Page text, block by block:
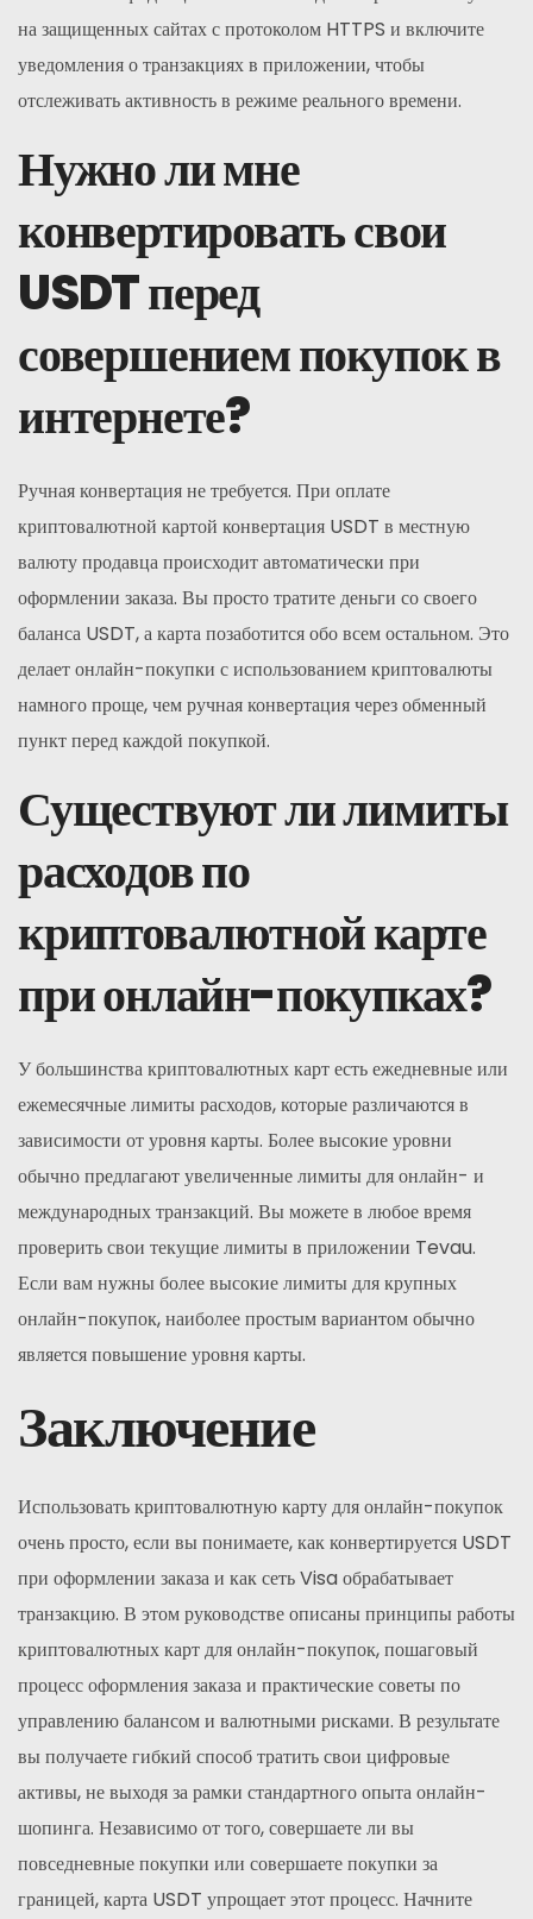
на защищенных сайтах с протоколом HTTPS и включите
уведомления о транзакциях в приложении, чтобы
отслеживать активность в режиме реального времени.
Нужно ли мне
конвертировать свои
USDT перед
совершением покупок в
интернете?
Ручная конвертация не требуется. При оплате
криптовалютной картой конвертация USDT в местную
валюту продавца происходит автоматически при
оформлении заказа. Вы просто тратите деньги со своего
баланса USDT, а карта позаботится обо всем остальном. Это
делает онлайн-покупки с использованием криптовалюты
намного проще, чем ручная конвертация через обменный
пункт перед каждой покупкой.
Существуют ли лимиты
расходов по
криптовалютной карте
при онлайн-покупках?
У большинства криптовалютных карт есть ежедневные или
ежемесячные лимиты расходов, которые различаются в
зависимости от уровня карты. Более высокие уровни
обычно предлагают увеличенные лимиты для онлайн- и
международных транзакций. Вы можете в любое время
проверить свои текущие лимиты в приложении Tevau.
Если вам нужны более высокие лимиты для крупных
онлайн-покупок, наиболее простым вариантом обычно
является повышение уровня карты.
Заключение
Использовать криптовалютную карту для онлайн-покупок
очень просто, если вы понимаете, как конвертируется USDT
при оформлении заказа и как сеть Visa обрабатывает
транзакцию. В этом руководстве описаны принципы работы
криптовалютных карт для онлайн-покупок, пошаговый
процесс оформления заказа и практические советы по
управлению балансом и валютными рисками. В результате
вы получаете гибкий способ тратить свои цифровые
активы, не выходя за рамки стандартного опыта онлайн-
шопинга. Независимо от того, совершаете ли вы
повседневные покупки или совершаете покупки за
границей, карта USDT упрощает этот процесс. Начните